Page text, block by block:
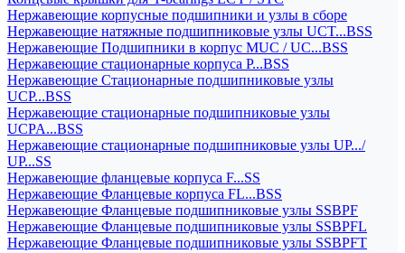
Нержавеющие корпусные подшипники и узлы в сборе
Нержавеющие натяжные подшипниковые узлы UCT...BSS
Нержавеющие Подшипники в корпус MUC / UC...BSS
Нержавеющие стационарные корпуса P...BSS
Нержавеющие Стационарные подшипниковые узлы
UCP...BSS
Нержавеющие стационарные подшипниковые узлы
UCPA...BSS
Нержавеющие стационарные подшипниковые узлы UP.../
UP...SS
Нержавеющие фланцевые корпуса F...SS
Нержавеющие Фланцевые корпуса FL...BSS
Нержавеющие Фланцевые подшипниковые узлы SSBPF
Нержавеющие Фланцевые подшипниковые узлы SSBPFL
Нержавеющие Фланцевые подшипниковые узлы SSBPFT